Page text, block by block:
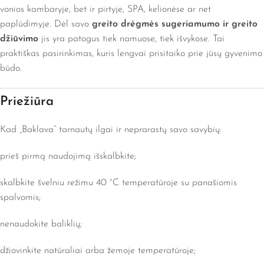
vonios kambaryje, bet ir pirtyje, SPA, kelionėse ar net
paplūdimyje. Dėl savo greito drėgmės sugeriamumo ir greito
džiūvimo jis yra patogus tiek namuose, tiek išvykose. Tai
praktiškas pasirinkimas, kuris lengvai prisitaiko prie jūsų gyvenimo
būdo.
Priežiūra
Kad „Baklava“ tarnautų ilgai ir neprarastų savo savybių:
prieš pirmą naudojimą išskalbkite;
skalbkite švelniu režimu 40 °C temperatūroje su panašiomis
spalvomis;
nenaudokite baliklių;
džiovinkite natūraliai arba žemoje temperatūroje;